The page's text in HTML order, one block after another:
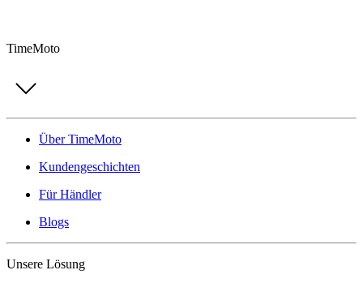
TimeMoto
Über TimeMoto
Kundengeschichten
Für Händler
Blogs
Unsere Lösung